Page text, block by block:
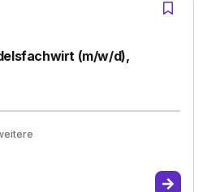
(m/w/d),